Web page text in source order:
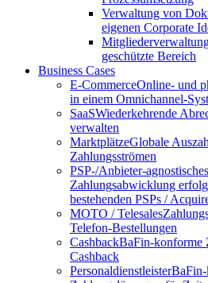
Verwaltung von
eigenen Corporate
geschützte Bereich
Business Cases
E-CommerceOnline- und
in einem Omnichannel-
SaaSWiederkehrende
verwalten
MarktplätzeGlobale
Zahlungsströmen
PSP-/
Zahlungsabwicklung
bestehenden PSPs /
MOTO / Telesales
Telefon-Bestellungen
CashbackBaFin-konforme
Cashback
Personaldienstleister